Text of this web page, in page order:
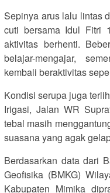
Sepinya arus lalu lintas
cuti bersama Idul Fitri
aktivitas berhenti.
belajar-mengajar,
kembali beraktivitas
Kondisi serupa juga
Irigasi, Jalan WR
tebal masih
suasana yang agak
Berdasarkan data dari
Geofisika (BMKG)
Kabupaten Mimika